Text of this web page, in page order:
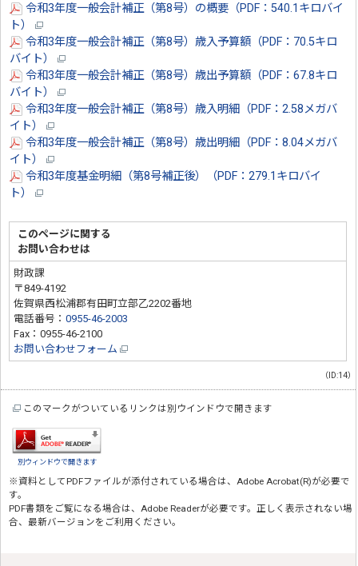
令和3年度一般会計補正（第8号）の概要（PDF：540.1キロバイ
ト）
令和3年度一般会計補正（第8号）歳入予算額（PDF：70.5キロ
バイト）
令和3年度一般会計補正（第8号）歳出予算額（PDF：67.8キロ
バイト）
令和3年度一般会計補正（第8号）歳入明細（PDF：2.58メガバ
イト）
令和3年度一般会計補正（第8号）歳出明細（PDF：8.04メガバ
イト）
令和3年度基金明細（第8号補正後）（PDF：279.1キロバイ
ト）
このページに関する
お問い合わせは
財政課
〒849-4192
佐賀県西松浦郡有田町立部乙2202番地
電話番号：0955-46-2003
Fax：0955-46-2100
お問い合わせフォーム
（ID:14）
このマークがついているリンクは別ウインドウで開きます
別ウィンドウで開きます
※資料としてPDFファイルが添付されている場合は、 Adobe Acrobat(R)が必要で
す。
PDF書類をご覧になる場合は、 Adobe Readerが必要です。正しく表示されない場
合、最新バージョンをご利用ください。